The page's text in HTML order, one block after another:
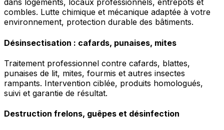
dans logements, locaux professionnels, entrepôts et
combles. Lutte chimique et mécanique adaptée à votre
environnement, protection durable des bâtiments.
Désinsectisation : cafards, punaises, mites
Traitement professionnel contre cafards, blattes,
punaises de lit, mites, fourmis et autres insectes
rampants. Intervention ciblée, produits homologués,
suivi et garantie de résultat.
Destruction frelons, guêpes et désinfection